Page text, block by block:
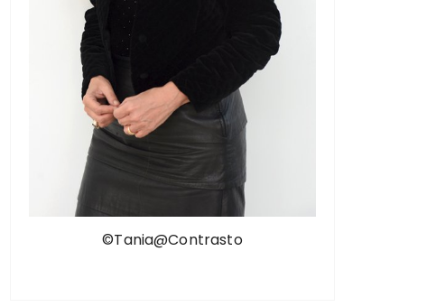
©Tania@Contrasto